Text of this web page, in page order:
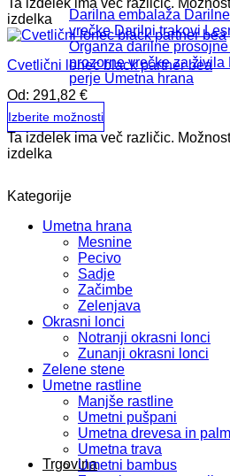
Darilna embalaža
vrečke Darilni trakovi
Organza darilne
prozorne vrečke za živila
perje Umetna hrana
Trgovina
izdelka
Cvetlični lonec black partner bea
Od: 291,82 €
Izberite možnosti
Ta izdelek ima več različic.
izdelka
Kategorije
Umetna hrana
Mesnine
Pecivo
Sadje
Začimbe
Zelenjava
Okrasni lonci
Notranji okrasni lonci
Zunanji okrasni lonci
Zelene stene
Umetne rastline
Manjše rastline
Umetni pušpani
Umetna drevesa in
Umetna trava
Umetni bambus